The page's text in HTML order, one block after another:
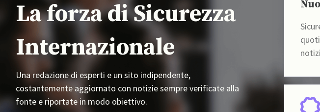
La forza di Sicurezza
Internazionale
Una redazione di esperti e un sito indipendente,
costantemente aggiornato con notizie sempre verificate alla
fonte e riportate in modo obiettivo.